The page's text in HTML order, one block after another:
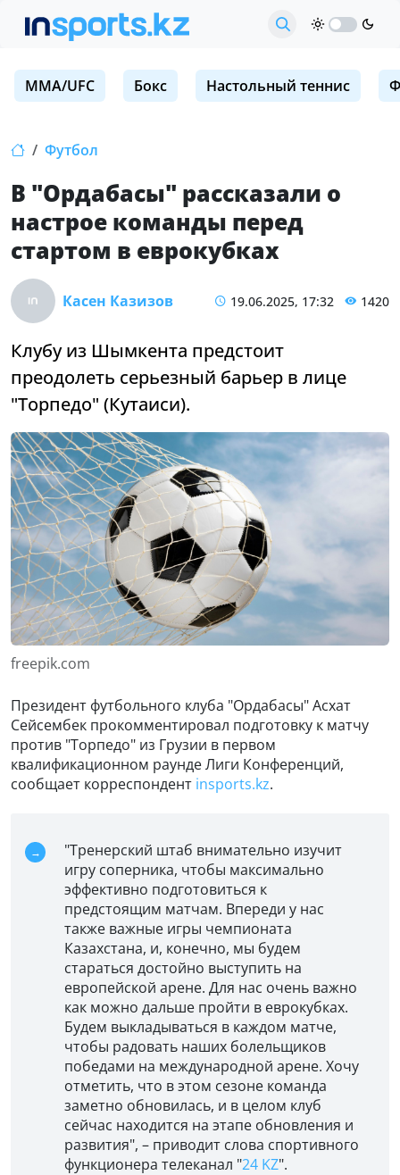
MMA/UFC Бокс Настольный теннис
Футбол
В "Ордабасы" рассказали о
настрое команды перед
стартом в еврокубках
Касен Казизов 19.06.2025, 17:32 1420
Клубу из Шымкента предстоит
преодолеть серьезный барьер в лице
"Торпедо" (Кутаиси).
freepik.com
Президент футбольного клуба "Ордабасы" Асхат
Сейсембек прокомментировал подготовку к матчу
против "Торпедо" из Грузии в первом
квалификационном раунде Лиги Конференций,
сообщает корреспондент insports.kz.
"Тренерский штаб внимательно изучит
игру соперника, чтобы максимально
эффективно подготовиться к
предстоящим матчам. Впереди у нас
также важные игры чемпионата
Казахстана, и, конечно, мы будем
стараться достойно выступить на
европейской арене. Для нас очень важно
как можно дальше пройти в еврокубках.
Будем выкладываться в каждом матче,
чтобы радовать наших болельщиков
победами на международной арене. Хочу
отметить, что в этом сезоне команда
заметно обновилась, и в целом клуб
сейчас находится на этапе обновления и
развития", – приводит слова спортивного
функционера телеканал "24 KZ".